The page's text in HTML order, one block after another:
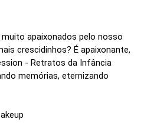
apaixonados pelo nosso
crescidinhos? É apaixonante,
- Retratos da Infância
memórias, eternizando